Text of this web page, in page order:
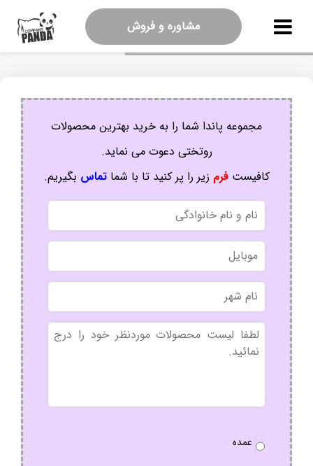
مشاوره و فروش
مجموعه پاندا شما را به خرید بهترین محصولات
روتختی دعوت می نماید.
کافیستفرم زیر را پر کنید تا با شماتماس بگیریم.
نام
و
نام
خانوادگی
موبایل
نام
شهر
بدون
عنوان
سفارش
عمده